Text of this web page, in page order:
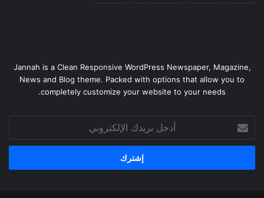
Jannah is a Clean Responsive WordPress Newspaper, Magazine,
News and Blog theme. Packed with options that allow you to
completely customize your website to your needs.
بريدك
الإلكتروني